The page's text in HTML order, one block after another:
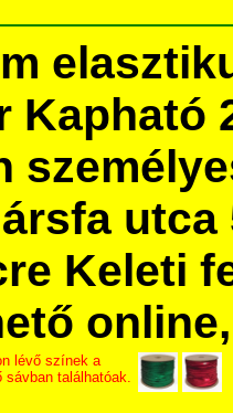
Kapható
utca
Keleti
lévő színek a
sávban találhatóak.